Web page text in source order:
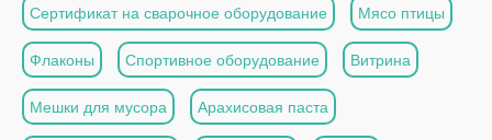
Сертификат на сварочное оборудование Мясо птицы
Флаконы Спортивное оборудование Витрина
Мешки для мусора Арахисовая паста